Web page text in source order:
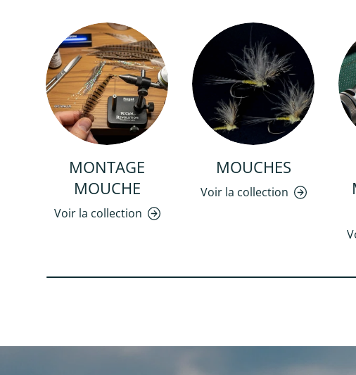
MONTAGE
MOUCHE
Voir la collection
MOUCHES
Voir la collection